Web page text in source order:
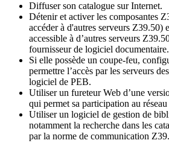
Diffuser son catalogue sur Internet.
Détenir et activer les composantes
accéder à d'autres serveurs Z39.50)
accessible à d’autres serveurs
fournisseur de logiciel documentaire.
Si elle possède un coupe-feu,
permettre l’accès par les serveurs
logiciel de PEB.
Utiliser un fureteur Web d’une
qui permet sa participation au
Utiliser un logiciel de gestion de
notamment la recherche dans les
par la norme de communication